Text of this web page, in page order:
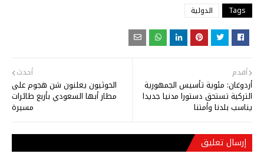
Tags الدولية
أحدث
الحوثيون يعلنون شن هجوم على
مطار أبها السعودي بأربع طائرات
مسيرة
أقدم
أردوغان: مئوية تأسيس الجمهورية
التركية تستحق دستورا مدنيا جديدا
يناسب بلدنا وأمتنا
إرسال تعليق